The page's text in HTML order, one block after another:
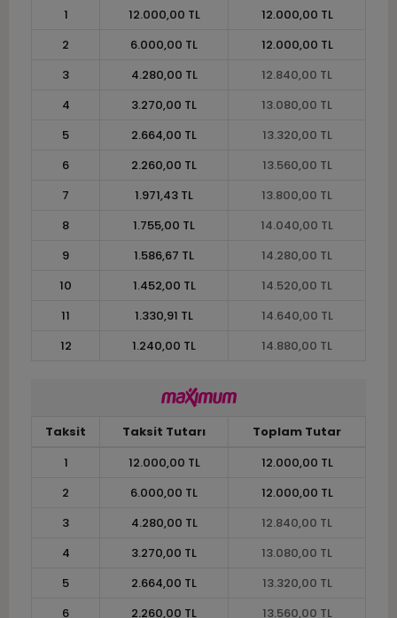
1
12.000,00 TL
12.000,00 TL
2
6.000,00 TL
12.000,00 TL
3
4.280,00 TL
12.840,00 TL
4
3.270,00 TL
13.080,00 TL
5
2.664,00 TL
13.320,00 TL
6
2.260,00 TL
13.560,00 TL
7
1.971,43 TL
13.800,00 TL
8
1.755,00 TL
14.040,00 TL
9
1.586,67 TL
14.280,00 TL
10
1.452,00 TL
14.520,00 TL
11
1.330,91 TL
14.640,00 TL
12
1.240,00 TL 14.880,00 TL
Taksit Taksit Tutarı
Toplam Tutar
1
12.000,00 TL
12.000,00 TL
2
6.000,00 TL
12.000,00 TL
3
4.280,00 TL
12.840,00 TL
4
3.270,00 TL
13.080,00 TL
5
2.664,00 TL
13.320,00 TL
6
2.260,00 TL 13.560,00 TL